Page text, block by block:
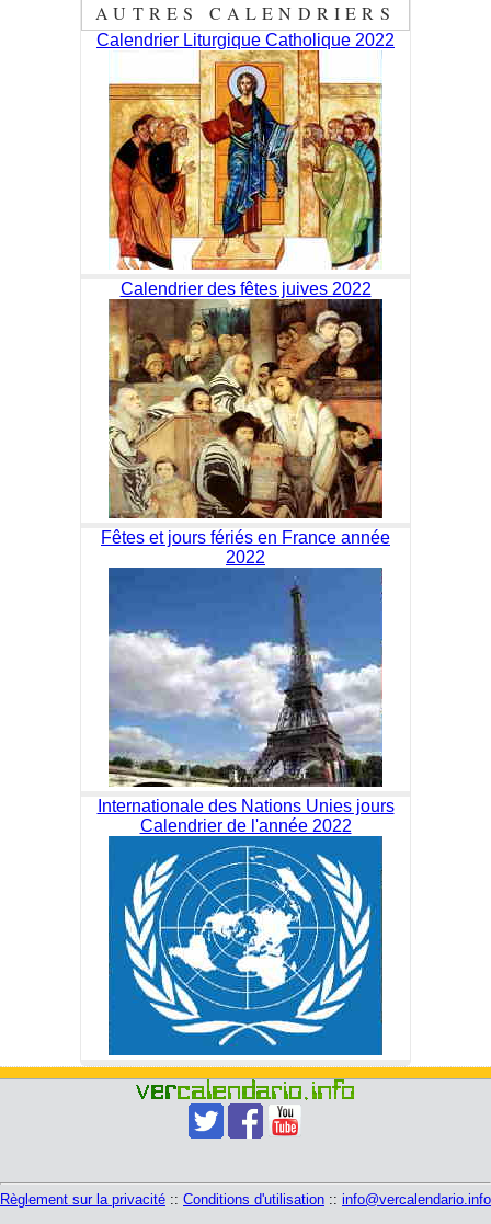
AUTRES CALENDRIERS
Calendrier Liturgique Catholique 2022
Calendrier des fêtes juives 2022
Fêtes et jours fériés en France année
2022
Internationale des Nations Unies jours
Calendrier de l'année 2022
Règlement sur la privacité :: Conditions d'utilisation :: info@vercalendario.info